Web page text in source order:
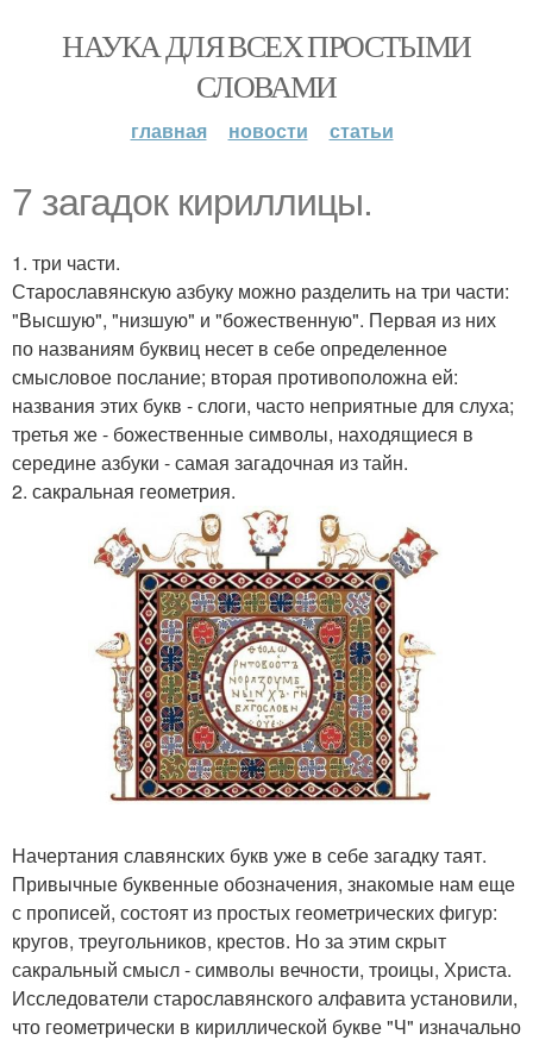
НАУКА ДЛЯ ВСЕХ ПРОСТЫМИ
СЛОВАМИ
главная новости статьи
7 загадок кириллицы.
1. три части.
Старославянскую азбуку можно разделить на три части:
"Высшую", "низшую" и "божественную". Первая из них
по названиям буквиц несет в себе определенное
смысловое послание; вторая противоположна ей:
названия этих букв - слоги, часто неприятные для слуха;
третья же - божественные символы, находящиеся в
середине азбуки - самая загадочная из тайн.
2. сакральная геометрия.
Начертания славянских букв уже в себе загадку таят.
Привычные буквенные обозначения, знакомые нам еще
с прописей, состоят из простых геометрических фигур:
кругов, треугольников, крестов. Но за этим скрыт
сакральный смысл - символы вечности, троицы, Христа.
Исследователи старославянского алфавита установили,
что геометрически в кириллической букве "Ч" изначально